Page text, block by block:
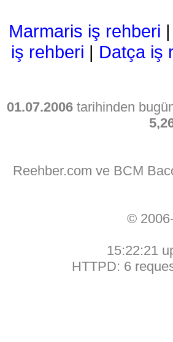
Marmaris iş rehberi |
iş rehberi | Datça iş
01.07.2006 tarihinden
Reehber.com ve BCM
©
15:22:21
HTTPD: 6